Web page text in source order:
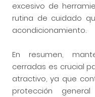
excesivo de
rutina de cuidado
acondicionamiento.
En resumen,
cerradas es crucial
atractivo, ya que
protección